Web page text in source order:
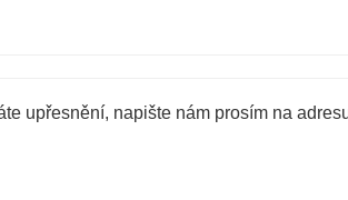
upřesnění, napište nám prosím na